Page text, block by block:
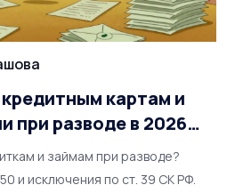
картам и
при разводе в 2026
и займам при разводе?
и исключения по ст. 39 СК РФ.